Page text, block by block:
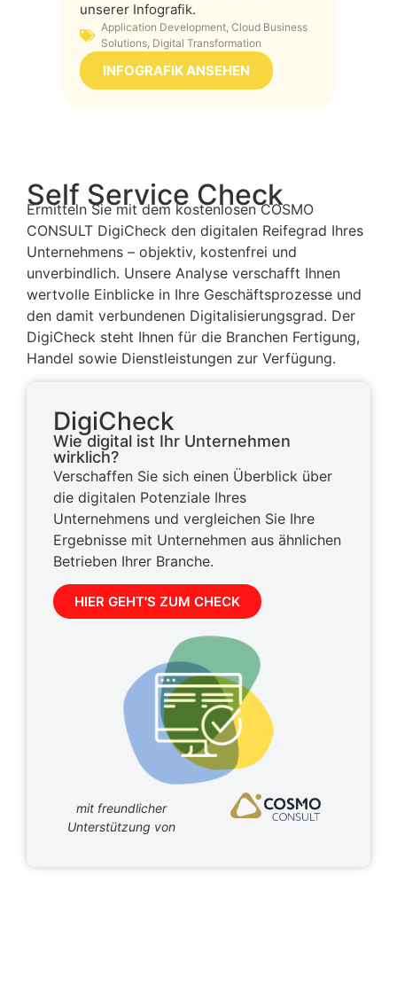
unserer Infografik.
Application Development,Cloud Business
Solutions, Digital Transformation
INFOGRAFIK ANSEHEN
Self Service Check
Ermitteln Sie mit dem kostenlosenCOSMO
CONSULT DigiCheck den digitalen Reifegrad Ihres
Unternehmens – objektiv, kostenfrei und
unverbindlich. Unsere Analyse verschafft Ihnen
wertvolle Einblicke in Ihre Geschäftsprozesse und
den damit verbundenen Digitalisierungsgrad. Der
DigiCheck steht Ihnen für die Branchen Fertigung,
Handel sowie Dienstleistungen zur Verfügung.
DigiCheck
Wie digital ist Ihr Unternehmen
wirklich?
Verschaffen Sie sich einen Überblick über
die digitalen Potenziale Ihres
Unternehmens und vergleichen Sie Ihre
Ergebnisse mit Unternehmen aus ähnlichen
Betrieben Ihrer Branche.
HIER GEHT'S ZUM CHECK
mit freundlicher
Unterstützung von